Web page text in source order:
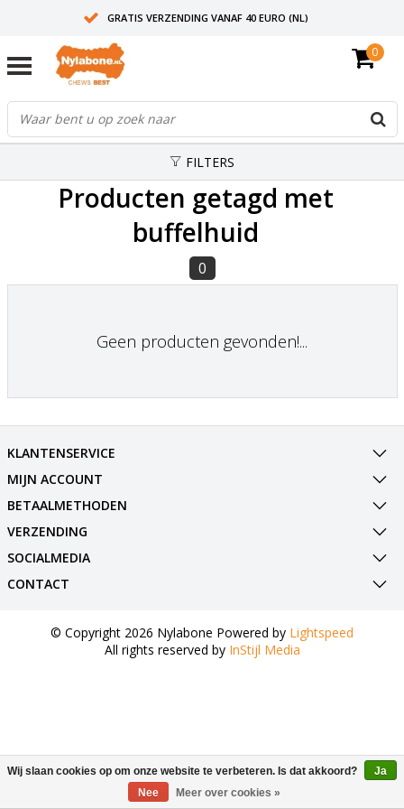
GRATIS VERZENDING VANAF 40 EURO (NL)
0
FILTERS
Producten getagd met
buffelhuid
0
Geen producten gevonden!...
KLANTENSERVICE
MIJN ACCOUNT
BETAALMETHODEN
VERZENDING
SOCIALMEDIA
CONTACT
© Copyright 2026 Nylabone Powered by Lightspeed
All rights reserved by InStijl Media
Wij slaan cookies op om onze website te verbeteren. Is dat akkoord?
Ja
Nee
Meer over cookies »